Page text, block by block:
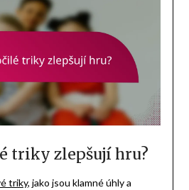
triky zlepšují hru?
triky, jako jsou klamné úhly a